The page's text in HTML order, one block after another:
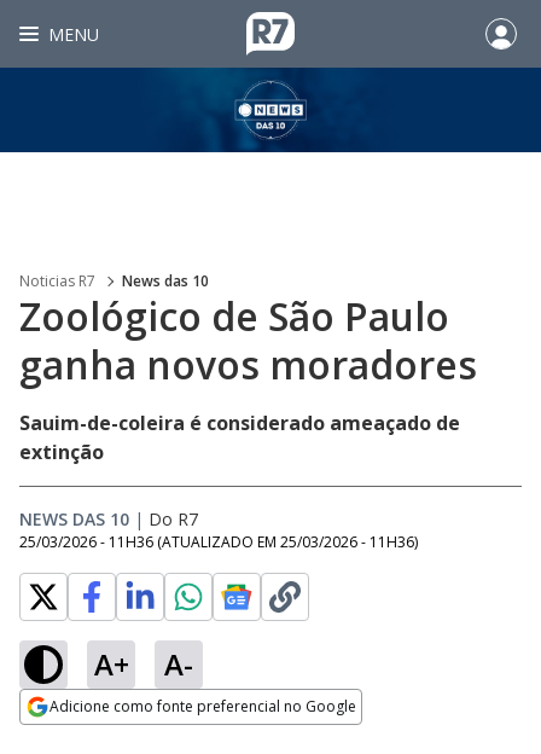
MENU
Noticias R7 News das 10
Zoológico de São Paulo
ganha novos moradores
Sauim-de-coleira é considerado ameaçado de
extinção
NEWS DAS 10 | Do R7
25/03/2026 - 11H36 (ATUALIZADO EM 25/03/2026 - 11H36)
A+ A-
Adicione como fonte preferencial no Google
Ativar
100.00%